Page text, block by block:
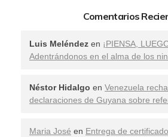
Comentarios
Luis Meléndez en ¡PIENSA,
Adentrándonos en el alma de los
Néstor Hidalgo en Venezuela
declaraciones de Guyana sobre
Maria José en Entrega de